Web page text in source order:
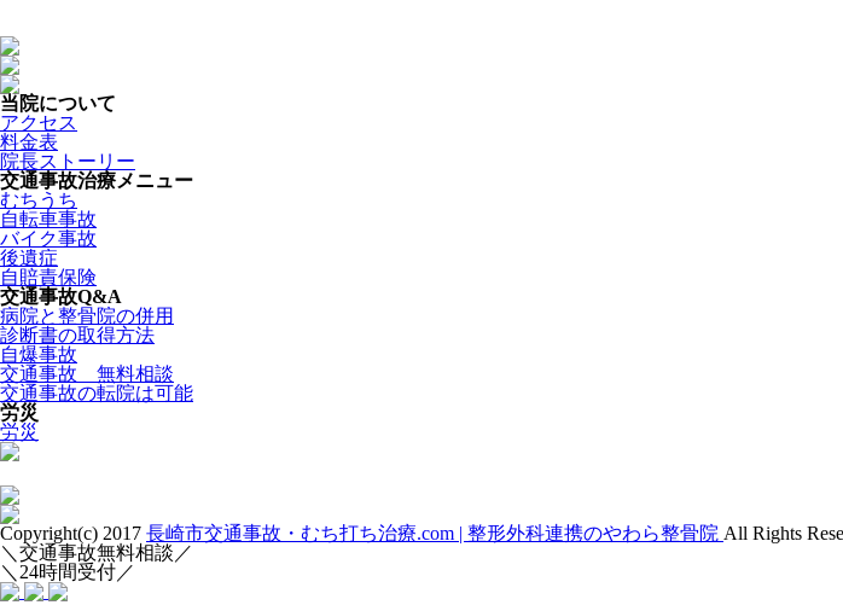
当院について
アクセス
料金表
院長ストーリー
交通事故治療メニュー
むちうち
自転車事故
バイク事故
後遺症
自賠責保険
交通事故Q&A
病院と整骨院の併用
診断書の取得方法
自爆事故
交通事故 無料相談
交通事故の転院は可能
労災
労災
Copyright(c) 2017 長崎市交通事故・むち打ち治療.com | 整形外科連携のやわら整骨院 All Rights
＼交通事故無料相談／
＼24時間受付／